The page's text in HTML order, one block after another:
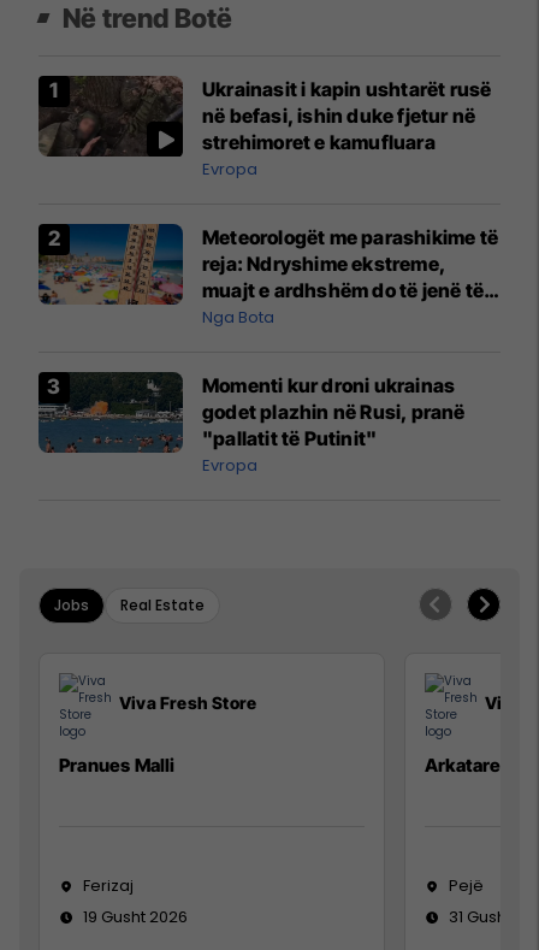
Në trend Botë
Ukrainasit i kapin ushtarët rusë
në befasi, ishin duke fjetur në
strehimoret e kamufluara
Evropa
Meteorologët me parashikime të
reja: Ndryshime ekstreme,
muajt e ardhshëm do të jenë të
pazakontë
Nga Bota
Momenti kur droni ukrainas
godet plazhin në Rusi, pranë
"pallatit të Putinit"
Evropa
Jobs Real Estate
Viva Fresh Store
Pranues Malli
Ferizaj
19 Gusht 2026
Viva
Arkatare
Pejë
31 Gusht